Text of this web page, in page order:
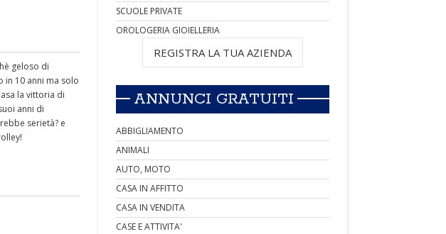
geloso di
in 10 anni ma solo
la vittoria di
anni di
serietà? e
SCUOLE PRIVATE
OROLOGERIA GIOIELLERIA
REGISTRA LA TUA AZIENDA
ANNUNCI GRATUITI
ABBIGLIAMENTO
ANIMALI
AUTO, MOTO
CASA IN AFFITTO
CASA IN VENDITA
CASE E ATTIVITA'